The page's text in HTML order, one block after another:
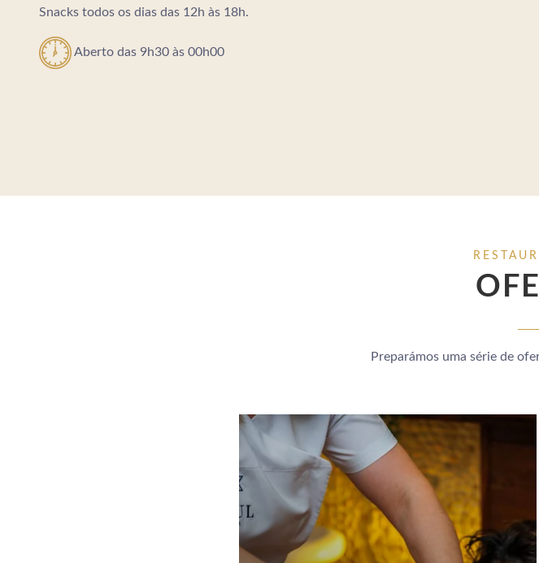
Snacks todos os dias das 12h às 18h.
Aberto das 9h30 às 00h00
Preparámos uma série de